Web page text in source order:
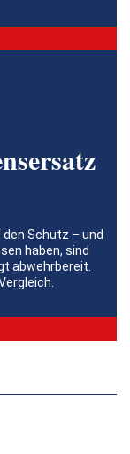
Schutz – und
haben, sind
abwehrbereit.